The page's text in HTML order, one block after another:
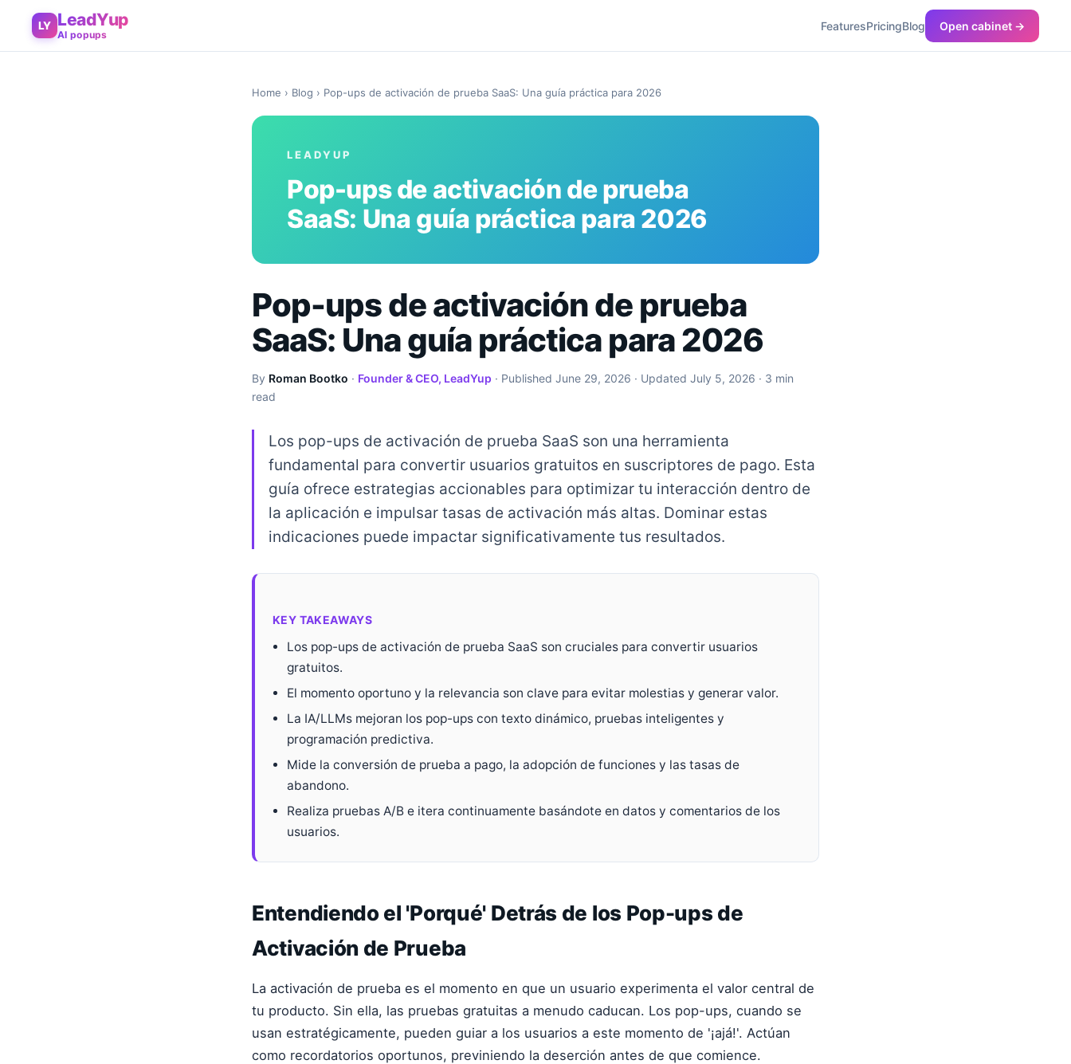
LY LeadYup
AI popups
FeaturesPricingBlog Open cabinet →
Home › Blog › Pop-ups de activación de prueba SaaS: Una guía práctica para 2026
LEADYUP
Pop-ups de activación de prueba
SaaS: Una guía práctica para 2026
Pop-ups de activación de prueba
SaaS: Una guía práctica para 2026
By Roman Bootko · Founder & CEO, LeadYup · Published June 29, 2026 · Updated July 5, 2026 · 3 min
read
Los pop-ups de activación de prueba SaaS son una herramienta
fundamental para convertir usuarios gratuitos en suscriptores de pago. Esta
guía ofrece estrategias accionables para optimizar tu interacción dentro de
la aplicación e impulsar tasas de activación más altas. Dominar estas
indicaciones puede impactar significativamente tus resultados.
KEY TAKEAWAYS
Los pop-ups de activación de prueba SaaS son cruciales para convertir usuarios
gratuitos.
El momento oportuno y la relevancia son clave para evitar molestias y generar valor.
La IA/LLMs mejoran los pop-ups con texto dinámico, pruebas inteligentes y
programación predictiva.
Mide la conversión de prueba a pago, la adopción de funciones y las tasas de
abandono.
Realiza pruebas A/B e itera continuamente basándote en datos y comentarios de los
usuarios.
Entendiendo el 'Porqué' Detrás de los Pop-ups de
Activación de Prueba
La activación de prueba es el momento en que un usuario experimenta el valor central de
tu producto. Sin ella, las pruebas gratuitas a menudo caducan. Los pop-ups, cuando se
usan estratégicamente, pueden guiar a los usuarios a este momento de '¡ajá!'. Actúan
como recordatorios oportunos, previniendo la deserción antes de que comience.